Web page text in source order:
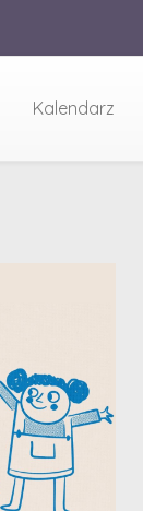
Kalendarz